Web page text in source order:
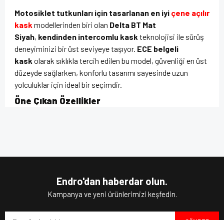
Motosiklet tutkunları için tasarlanan en iyi çene açılır
kask modellerinden biri olan Delta BT Mat
Siyah, kendinden intercomlu kask teknolojisi ile sürüş
deneyiminizi bir üst seviyeye taşıyor. ECE belgeli
kask olarak sıklıkla tercih edilen bu model, güvenliği en üst
düzeyde sağlarken, konforlu tasarımı sayesinde uzun
yolculuklar için ideal bir seçimdir.
Öne Çıkan Özellikler
sağlar.Pinlock hazırlıklı vizörçizilmeye karşı dayanıklıdır
Mikrometrik kapanışsistemi ile güvenli ve pratik bir
kullanım sunar.
Ürün resmi kalitesiz, bozuk veya görüntülenemiyor.
Ürün açıklamasında eksik bilgiler bulunuyor.
Endro'dan haberdar olun.
Kampanya ve yeni ürünlerimizi keşfedin.